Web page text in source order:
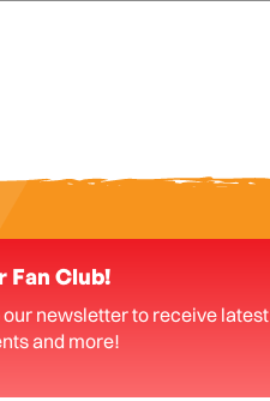
Fan Club!
our newsletter to receive latest
and more!